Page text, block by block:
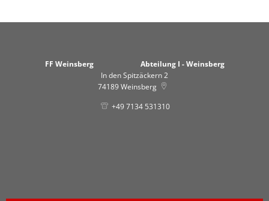
FF Weinsberg Abteilung I - Weinsberg
In den Spitzäckern 2
74189Weinsberg
+49 7134 531310